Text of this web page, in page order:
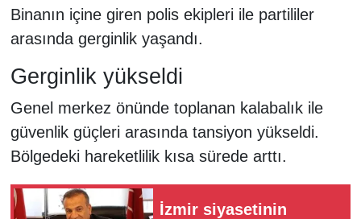
Binanın içine giren polis ekipleri ile partililer
arasında gerginlik yaşandı.
Gerginlik yükseldi
Genel merkez önünde toplanan kalabalık ile
güvenlik güçleri arasında tansiyon yükseldi.
Bölgedeki hareketlilik kısa sürede arttı.
İzmir siyasetinin